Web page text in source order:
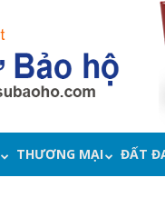
THƯƠNG MẠI ĐẤT